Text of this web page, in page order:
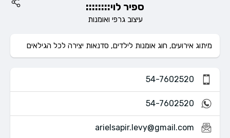
ספיר לוי::::::::
עיצוב גרפי ואומנות
מיתוג אירועים, חוג אומנות לילדים, סדנאות יצירה לכל הגילאים
54-7602520
54-7602520
arielsapir.levy@gmail.com